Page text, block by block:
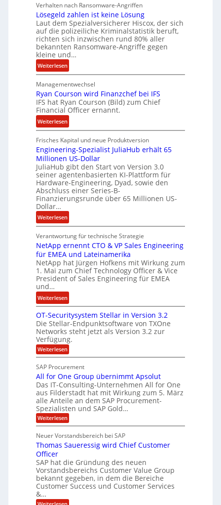
S
p
u
r
c
y
a
r
b
e
i
t
e
n
z
u
s
a
m
m
e
n
Verhalten nach Ransomware-Angriffen
Lösegeld zahlen ist keine Lösung
Laut dem Spezialversicherer Hiscox, der sich
auf die polizeiliche Kriminalstatistik beruft,
richten sich inzwischen rund 80% aller
bekannten Ransomware-Angriffe gegen
kleine und…
Weiterlesen:
L
ö
s
e
g
e
l
d
z
a
h
l
e
n
s
t
k
e
n
e
L
ö
s
u
n
g
Managementwechsel
Ryan Courson wird Finanzchef bei IFS
IFS hat Ryan Courson (Bild) zum Chief
Financial Officer ernannt.
Weiterlesen:
R
y
a
n
C
o
u
r
n
i
r
d
F
i
a
n
z
c
h
e
f
b
e
i
I
F
S
Frisches Kapital und neue Produktversion
Engineering-Spezialist JuliaHub erhält 65
Millionen US-Dollar
JuliaHub gibt den Start von Version 3.0
seiner agentenbasierten KI-Plattform für
Hardware-Engineering, Dyad, sowie den
Abschluss einer Series-B-
Finanzierungsrunde über 65 Millionen US-
Dollar…
Weiterlesen:
E
n
g
n
e
e
r
i
n
g
S
p
e
z
i
a
l
i
s
t
J
u
i
a
H
u
b
Verantwortung für technische Strategie
NetApp ernennt CTO & VP Sales Engineering
für EMEA und Lateinamerika
NetApp hat Jürgen Hofkens mit Wirkung zum
1. Mai zum Chief Technology Officer & Vice
President of Sales Engineering für EMEA
und…
Weiterlesen:
N
e
t
A
p
p
n
e
n
n
t
C
T
O
V
P
S
OT-Securitysystem Stellar in Version 3.2
Die Stellar-Endpunktsoftware von TXOne
Networks steht jetzt als Version 3.2 zur
Verfügung.
Weiterlesen:
O
-
S
e
c
u
r
i
t
y
y
s
e
m
S
t
e
l
SAP Procurement
All for One Group übernimmt Apsolut
Das IT-Consulting-Unternehmen All for One
aus Filderstadt hat mit Wirkung zum 5. März
alle Anteile an dem SAP Procurement-
Spezialisten und SAP Gold…
Weiterlesen:
A
l
f
r
O
n
e
G
o
Neuer Vorstandsbereich bei SAP
Thomas Saueressig wird Chief Customer
Officer
SAP hat die Gründung des neuen
Vorstandsbereichs Customer Value Group
bekannt gegeben, in dem die Bereiche
Customer Success und Customer Services
&…
: